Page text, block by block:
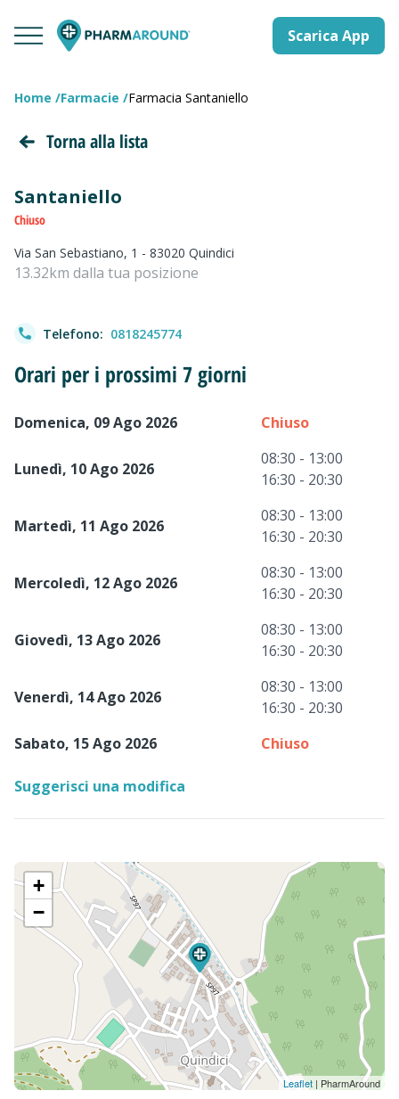
Scarica App
Home Farmacie Farmacia Santaniello
Torna alla lista
Santaniello
Chiuso
Via San Sebastiano, 1 - 83020 Quindici
13.32km dalla tua posizione
Telefono: 0818245774
Orari per i prossimi 7 giorni
Domenica, 09 Ago 2026 Chiuso
Lunedì, 10 Ago 2026
08:30 - 13:00
16:30 - 20:30
Martedì, 11 Ago 2026
08:30 - 13:00
16:30 - 20:30
Mercoledì, 12 Ago 2026
08:30 - 13:00
16:30 - 20:30
Giovedì, 13 Ago 2026
08:30 - 13:00
16:30 - 20:30
Venerdì, 14 Ago 2026
08:30 - 13:00
16:30 - 20:30
Sabato, 15 Ago 2026
Chiuso
Suggerisci una modifica
+
−
Leaflet | PharmAround